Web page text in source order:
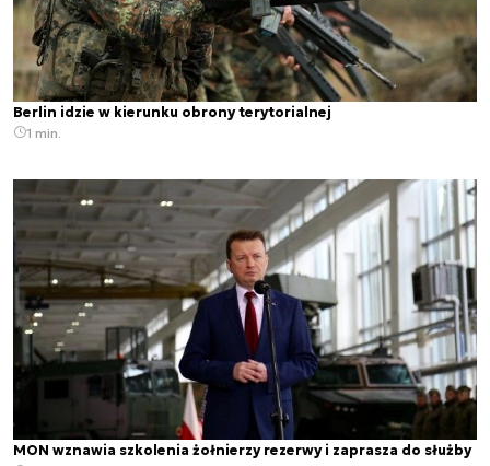
Berlin idzie w kierunku obrony terytorialnej
1 min.
MON wznawia szkolenia żołnierzy rezerwy i zaprasza do służby